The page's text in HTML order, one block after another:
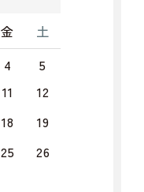
金
土
4
5
11
12
18
19
25
26